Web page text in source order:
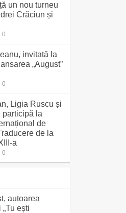
un nou turneu
Crăciun și
0
invitată la
„August”
0
Ligia Ruscu și
participă la
de
de la
a
0
autoarea
ești